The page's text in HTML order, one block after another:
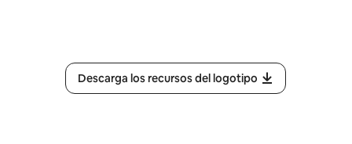
Descarga los recursos del logotipo